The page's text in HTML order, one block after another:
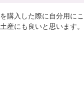
購入した際に自分用に